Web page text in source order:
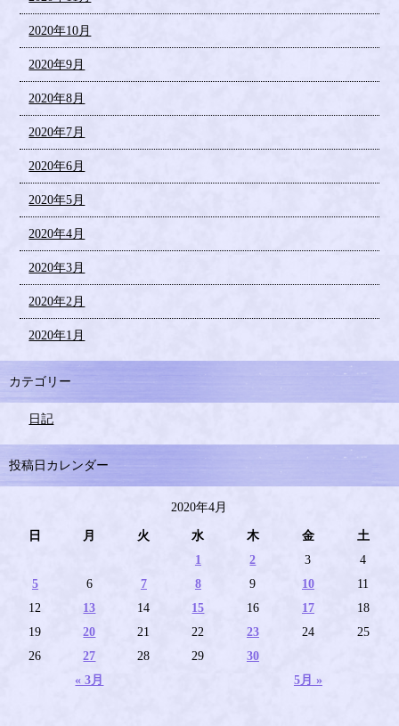
2020年10月
2020年9月
2020年8月
2020年7月
2020年6月
2020年5月
2020年4月
2020年3月
2020年2月
2020年1月
カテゴリー
日記
投稿日カレンダー
2020年4月
日 月 火 水 木 金 土
« 3月 5月 »
1 2 3
4
5
6 7 8 9 10
11
12
13 14 15 16 17
18
19
20 21 22 23 24
25
26
27 28 29 30